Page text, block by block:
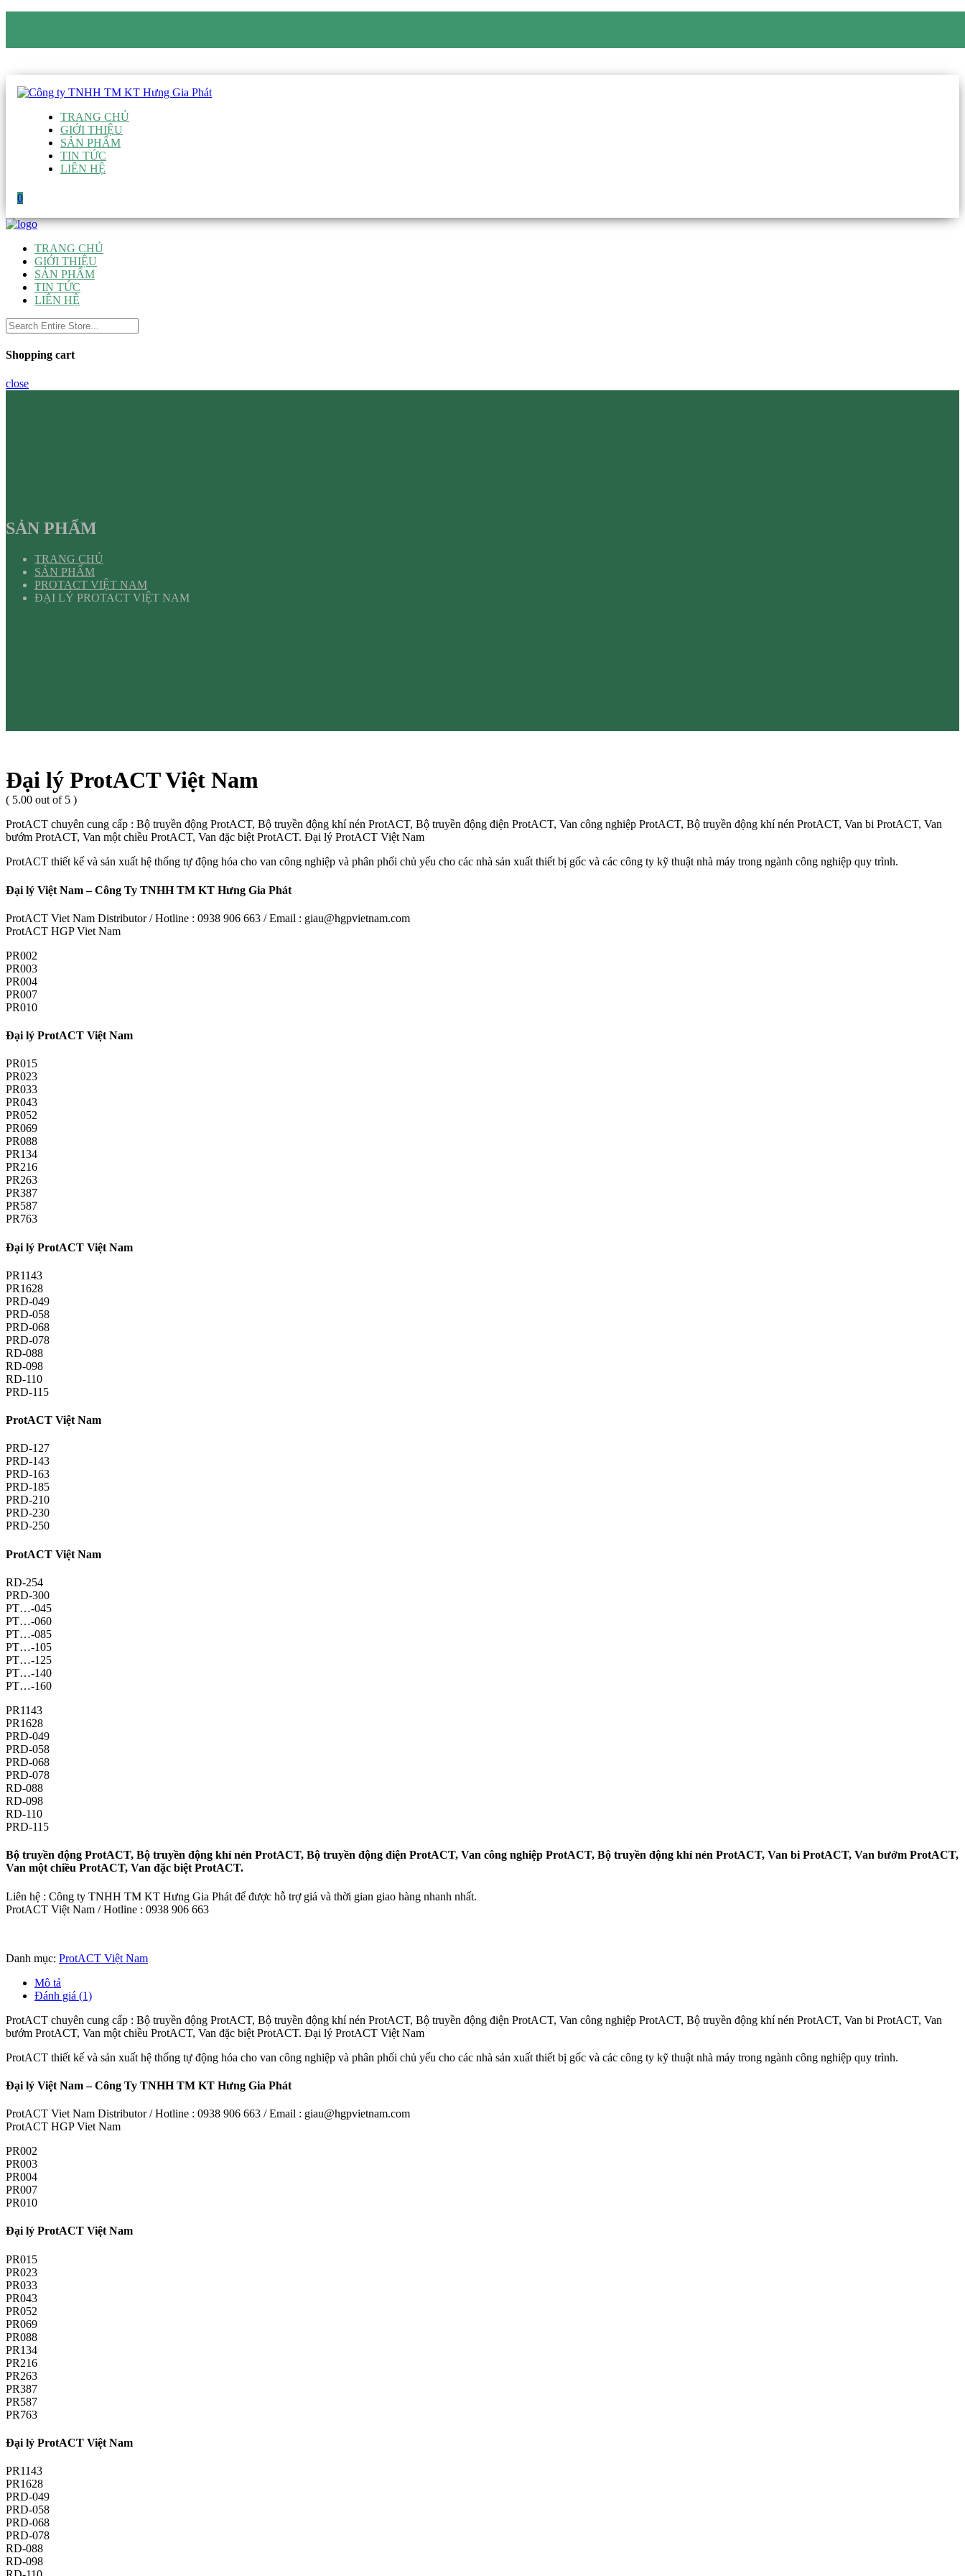
TRANG CHỦ
GIỚI THIỆU
SẢN PHẨM
TIN TỨC
LIÊN HỆ
0
TRANG CHỦ
GIỚI THIỆU
SẢN PHẨM
TIN TỨC
LIÊN HỆ
Shopping cart
close
SẢN PHẨM
TRANG CHỦ
SẢN PHẨM
PROTACT VIỆT NAM
ĐẠI LÝ PROTACT VIỆT NAM
Đại lý ProtACT Việt Nam
( 5.00 out of 5 )
ProtACT chuyên cung cấp : Bộ truyền động ProtACT, Bộ truyền động khí nén ProtACT, Bộ truyền động điện ProtACT, Van công nghiệp ProtACT, Bộ truyền động khí nén ProtACT, Van bi ProtACT, Van
bướm ProtACT, Van một chiều ProtACT, Van đặc biệt ProtACT. Đại lý ProtACT Việt Nam
ProtACT thiết kế và sản xuất hệ thống tự động hóa cho van công nghiệp và phân phối chủ yếu cho các nhà sản xuất thiết bị gốc và các công ty kỹ thuật nhà máy trong ngành công nghiệp quy trình.
Đại lý Việt Nam – Công Ty TNHH TM KT Hưng Gia Phát
ProtACT Viet Nam Distributor / Hotline : 0938 906 663 / Email : giau@hgpvietnam.com
ProtACT HGP Viet Nam
PR002
PR003
PR004
PR007
PR010
Đại lý ProtACT Việt Nam
PR015
PR023
PR033
PR043
PR052
PR069
PR088
PR134
PR216
PR263
PR387
PR587
PR763
Đại lý ProtACT Việt Nam
PR1143
PR1628
PRD-049
PRD-058
PRD-068
PRD-078
RD-088
RD-098
RD-110
PRD-115
ProtACT Việt Nam
PRD-127
PRD-143
PRD-163
PRD-185
PRD-210
PRD-230
PRD-250
ProtACT Việt Nam
RD-254
PRD-300
PT…-045
PT…-060
PT…-085
PT…-105
PT…-125
PT…-140
PT…-160
PR1143
PR1628
PRD-049
PRD-058
PRD-068
PRD-078
RD-088
RD-098
RD-110
PRD-115
Bộ truyền động ProtACT, Bộ truyền động khí nén ProtACT, Bộ truyền động điện ProtACT, Van công nghiệp ProtACT, Bộ truyền động khí nén ProtACT, Van bi ProtACT, Van bướm ProtACT,
Van một chiều ProtACT, Van đặc biệt ProtACT.
Liên hệ : Công ty TNHH TM KT Hưng Gia Phát để được hỗ trợ giá và thời gian giao hàng nhanh nhất.
ProtACT Việt Nam / Hotline : 0938 906 663
Danh mục: ProtACT Việt Nam
Mô tả
Đánh giá (1)
ProtACT chuyên cung cấp : Bộ truyền động ProtACT, Bộ truyền động khí nén ProtACT, Bộ truyền động điện ProtACT, Van công nghiệp ProtACT, Bộ truyền động khí nén ProtACT, Van bi ProtACT, Van
bướm ProtACT, Van một chiều ProtACT, Van đặc biệt ProtACT. Đại lý ProtACT Việt Nam
ProtACT thiết kế và sản xuất hệ thống tự động hóa cho van công nghiệp và phân phối chủ yếu cho các nhà sản xuất thiết bị gốc và các công ty kỹ thuật nhà máy trong ngành công nghiệp quy trình.
Đại lý Việt Nam – Công Ty TNHH TM KT Hưng Gia Phát
ProtACT Viet Nam Distributor / Hotline : 0938 906 663 / Email : giau@hgpvietnam.com
ProtACT HGP Viet Nam
PR002
PR003
PR004
PR007
PR010
Đại lý ProtACT Việt Nam
PR015
PR023
PR033
PR043
PR052
PR069
PR088
PR134
PR216
PR263
PR387
PR587
PR763
Đại lý ProtACT Việt Nam
PR1143
PR1628
PRD-049
PRD-058
PRD-068
PRD-078
RD-088
RD-098